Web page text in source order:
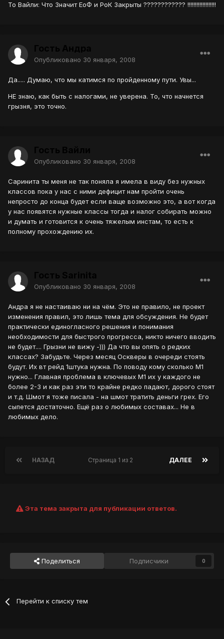
То Вайли: Что Значит ЕоФ и РоК Закрыты ???????????? !!!!!!!!!!!!!!!!!!!
Опубликовано 30 января, 2008
Да..... Думаю, что мы катимся по пройденному пути. Увы...
НЕ знаю, как быть с налогами, не уверена. То, что начнется
грызня, это точно.
Опубликовано 30 января, 2008
Саринита ты меня не так поняла я имела в виду без нужных
классов пока у нас с ними дефицит нам пройти очень
непросто до конца будет если ваще возможно это, а вот когда
у нас появятся нужные классы тогда и налог собирать можно
и думать и готовится к очень тяжелым инстам, то есть к
полному прохождению их.
Опубликовано 30 января, 2008
Андра я не настаиваю ни на чём. Это не правило, не проект
изменения правил, это лишь тема для обсуждения. Не будет
практически единогласного решения и понимания
необходимости для быстрого прогресса, никто ничего вводить
не будет.... Грызни не вижу -))) Да что вы опять о редких
классах? Забудьте. Через месяц Оскверы в очереди стоять
будут. Их вт рейд 1штука нужна. По поводу кому сколько М1
нужно... Главная проблема в ключевых М1 их у каждого не
более 2-3 и как раз эти то крайне редко падают, дорого стоят
и т.д. Шмот я тоже писала - на шмот тратить деньги грех. Его
сыпется достаточно. Ещё раз о любимых составах... Не в
любимых дело.
НАЗАД ДАЛЕЕ
Страница 1 из 2
Эта тема закрыта для публикации ответов.
Поделиться Подписчики 0
Перейти к списку тем